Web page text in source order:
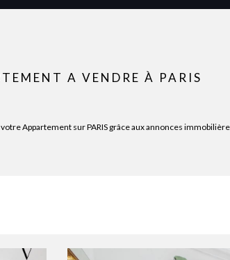
A VENDRE À PARIS
Appartement sur PARIS grâce aux annonces